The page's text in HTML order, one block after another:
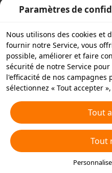
Paramètres de
Nous utilisons des cookies et
fournir notre Service, vous
possible, améliorer et faire
sécurité de notre Service
l'efficacité de nos campagnes
sélectionnez « Tout accepter
similaires sur votre appareil à
pouvez aussi « rejeter tous »
choisir les types de cookies
rejeter à tout moment dans
ou en cliquant sur «
Pour plus de détails,
Tout
Tout